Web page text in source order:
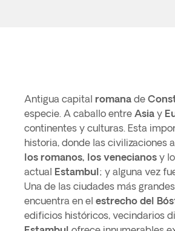
Antigua capital romana de
especie. A caballo entre Asia y
continentes y culturas. Esta
historia, donde las civilizaciones
los romanos, los venecianos y
actual Estambul; y alguna vez
Una de las ciudades más
encuentra en el estrecho del
edificios históricos, vecindarios